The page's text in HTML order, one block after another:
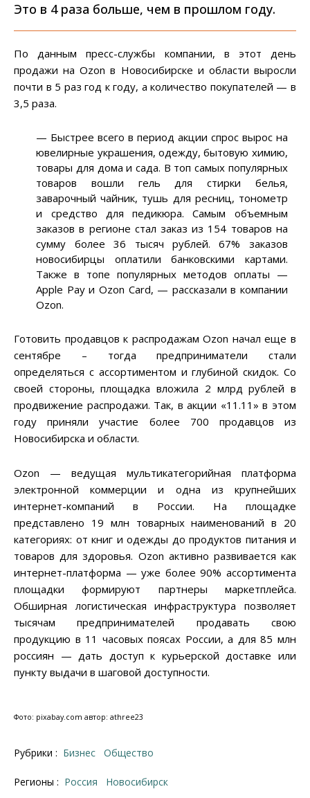
Это в 4 раза больше, чем в прошлом году.
По данным пресс-службы компании, в этот день
продажи на Ozon в Новосибирске и области выросли
почти в 5 раз год к году, а количество покупателей — в
3,5 раза.
— Быстрее всего в период акции спрос вырос на
ювелирные украшения, одежду, бытовую химию,
товары для дома и сада. В топ самых популярных
товаров вошли гель для стирки белья,
заварочный чайник, тушь для ресниц, тонометр
и средство для педикюра. Самым объемным
заказов в регионе стал заказ из 154 товаров на
сумму более 36 тысяч рублей. 67% заказов
новосибирцы оплатили банковскими картами.
Также в топе популярных методов оплаты —
Apple Pay и Ozon Card, — рассказали в компании
Ozon.
Готовить продавцов к распродажам Ozon начал еще в
сентябре – тогда предприниматели стали
определяться с ассортиментом и глубиной скидок. Со
своей стороны, площадка вложила 2 млрд рублей в
продвижение распродажи. Так, в акции «11.11» в этом
году приняли участие более 700 продавцов из
Новосибирска и области.
Ozon — ведущая мультикатегорийная платформа
электронной коммерции и одна из крупнейших
интернет-компаний в России. На площадке
представлено 19 млн товарных наименований в 20
категориях: от книг и одежды до продуктов питания и
товаров для здоровья. Ozon активно развивается как
интернет-платформа — уже более 90% ассортимента
площадки формируют партнеры маркетплейса.
Обширная логистическая инфраструктура позволяет
тысячам предпринимателей продавать свою
продукцию в 11 часовых поясах России, а для 85 млн
россиян — дать доступ к курьерской доставке или
пункту выдачи в шаговой доступности.
Фото: pixabay.com автор: athree23
Рубрики : Бизнес Общество
Регионы : Россия Новосибирск